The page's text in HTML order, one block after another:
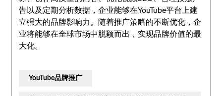
告以及定期分析数据，企业能够在YouTube平台上建
立强大的品牌影响力。随着推广策略的不断优化，企
业将能够在全球市场中脱颖而出，实现品牌价值的最
大化。
YouTube品牌推广